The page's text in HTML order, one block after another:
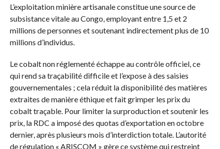
L’exploitation minière artisanale constitue une source de
subsistance vitale au Congo, employant entre 1,5 et 2
millions de personnes et soutenant indirectement plus de 10
millions d’individus.
Le cobalt non réglementé échappe au contrôle officiel, ce
qui rend sa traçabilité difficile et l’expose à des saisies
gouvernementales ; cela réduit la disponibilité des matières
extraites de manière éthique et fait grimper les prix du
cobalt traçable. Pour limiter la surproduction et soutenir les
prix, la RDC a imposé des quotas d’exportation en octobre
dernier, après plusieurs mois d’interdiction totale. L’autorité
de régulation « ARISCOM » gère ce système qui restreint